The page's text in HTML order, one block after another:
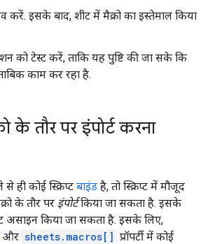
सेव करें. इसके बाद, शीट में मैक्रो का इस्तेमाल किया
को टेस्ट करें, ताकि यह पुष्टि की जा सके कि
काम कर रहा है.
के तौर पर इंपोर्ट करना
ही कोई स्क्रिप्ट बाइंड है, तो स्क्रिप्ट में मौजूद
के तौर पर इंपोर्टकिया जा सकता है. इसके
असाइन किया जा सकता है. इसके लिए,
और sheets.macros[] प्रॉपर्टी में कोई